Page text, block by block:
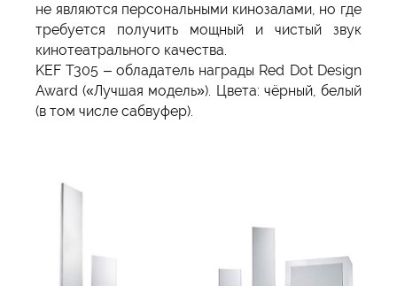
не являются персональными кинозалами, но где
требуется получить мощный и чистый звук
кинотеатрального качества.
KEF T305 – обладатель награды Red Dot Design
Award («Лучшая модель»). Цвета: чёрный, белый
(в том числе сабвуфер).